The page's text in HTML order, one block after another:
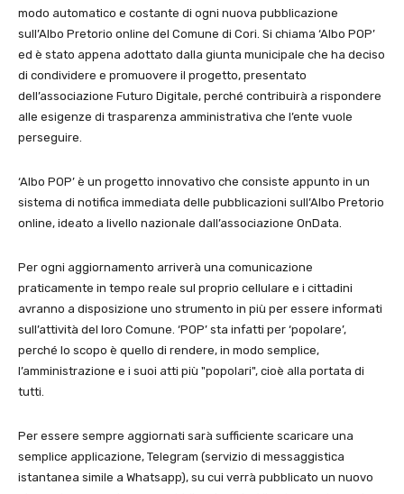
modo automatico e costante di ogni nuova pubblicazione
sull’Albo Pretorio online del Comune di Cori. Si chiama ‘Albo POP’
ed è stato appena adottato dalla giunta municipale che ha deciso
di condividere e promuovere il progetto, presentato
dell’associazione Futuro Digitale, perché contribuirà a rispondere
alle esigenze di trasparenza amministrativa che l’ente vuole
perseguire.
‘Albo POP’ è un progetto innovativo che consiste appunto in un
sistema di notifica immediata delle pubblicazioni sull’Albo Pretorio
online, ideato a livello nazionale dall’associazione OnData.
Per ogni aggiornamento arriverà una comunicazione
praticamente in tempo reale sul proprio cellulare e i cittadini
avranno a disposizione uno strumento in più per essere informati
sull’attività del loro Comune. ‘POP’ sta infatti per ‘popolare’,
perché lo scopo è quello di rendere, in modo semplice,
l’amministrazione e i suoi atti più "popolari", cioè alla portata di
tutti.
Per essere sempre aggiornati sarà sufficiente scaricare una
semplice applicazione, Telegram (servizio di messaggistica
istantanea simile a Whatsapp), su cui verrà pubblicato un nuovo